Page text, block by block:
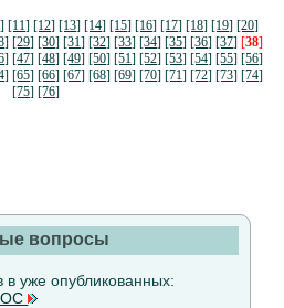
[11] [12] [13] [14] [15] [16] [17] [18] [19] [20]
[29] [30] [31] [32] [33] [34] [35] [36] [37] [38]
[47] [48] [49] [50] [51] [52] [53] [54] [55] [56]
[65] [66] [67] [68] [69] [70] [71] [72] [73] [74]
[75] [76]
вопросы
уже опубликованных: